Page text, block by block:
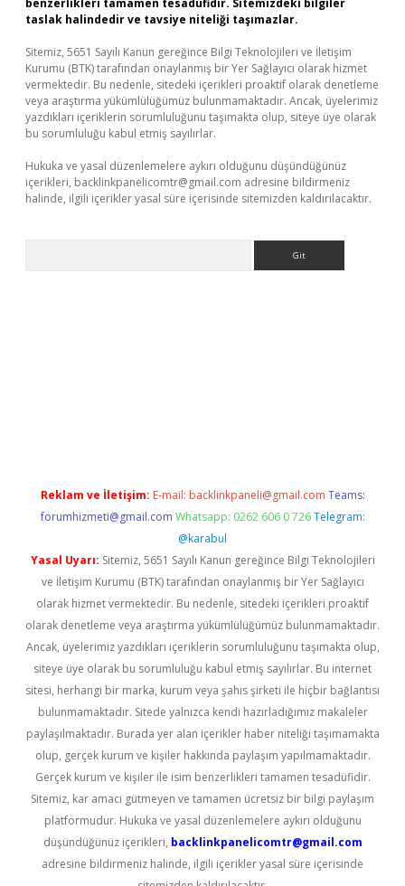
benzerlikleri tamamen tesadüfidir. Sitemizdeki bilgiler
taslak halindedir ve tavsiye niteliği taşımazlar.
Sitemiz, 5651 Sayılı Kanun gereğince Bilgi Teknolojileri ve İletişim
Kurumu (BTK) tarafından onaylanmış bir Yer Sağlayıcı olarak hizmet
vermektedir. Bu nedenle, sitedeki içerikleri proaktif olarak denetleme
veya araştırma yükümlülüğümüz bulunmamaktadır. Ancak, üyelerimiz
yazdıkları içeriklerin sorumluluğunu taşımakta olup, siteye üye olarak
bu sorumluluğu kabul etmiş sayılırlar.
Hukuka ve yasal düzenlemelere aykırı olduğunu düşündüğünüz
içerikleri, backlinkpanelicomtr@gmail.com adresine bildirmeniz
halinde, ilgili içerikler yasal süre içerisinde sitemizden kaldırılacaktır.
Reklam ve İletişim: E-mail: backlinkpaneli@gmail.com Teams:
forumhizmeti@gmail.com Whatsapp: 0262 606 0 726 Telegram:
@karabul
Yasal Uyarı: Sitemiz, 5651 Sayılı Kanun gereğince Bilgi Teknolojileri
ve İletişim Kurumu (BTK) tarafından onaylanmış bir Yer Sağlayıcı
olarak hizmet vermektedir. Bu nedenle, sitedeki içerikleri proaktif
olarak denetleme veya araştırma yükümlülüğümüz bulunmamaktadır.
Ancak, üyelerimiz yazdıkları içeriklerin sorumluluğunu taşımakta olup,
siteye üye olarak bu sorumluluğu kabul etmiş sayılırlar. Bu internet
sitesi, herhangi bir marka, kurum veya şahıs şirketi ile hiçbir bağlantısı
bulunmamaktadır. Sitede yalnızca kendi hazırladığımız makaleler
paylaşılmaktadır. Burada yer alan içerikler haber niteliği taşımamakta
olup, gerçek kurum ve kişiler hakkında paylaşım yapılmamaktadır.
Gerçek kurum ve kişiler ile isim benzerlikleri tamamen tesadüfidir.
Sitemiz, kar amacı gütmeyen ve tamamen ücretsiz bir bilgi paylaşım
platformudur. Hukuka ve yasal düzenlemelere aykırı olduğunu
düşündüğünüz içerikleri, backlinkpanelicomtr@gmail.com
adresine bildirmeniz halinde, ilgili içerikler yasal süre içerisinde